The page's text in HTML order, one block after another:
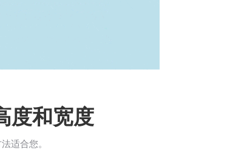
度和宽度
适合您。